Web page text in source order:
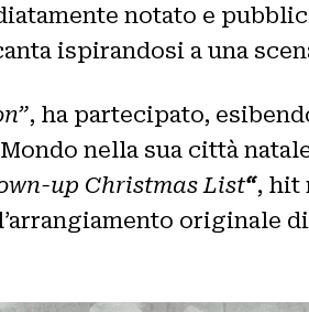
notato e
ispirandosi a una
, ha partecipato,
nella sua città
up Christmas List“, hit
originale